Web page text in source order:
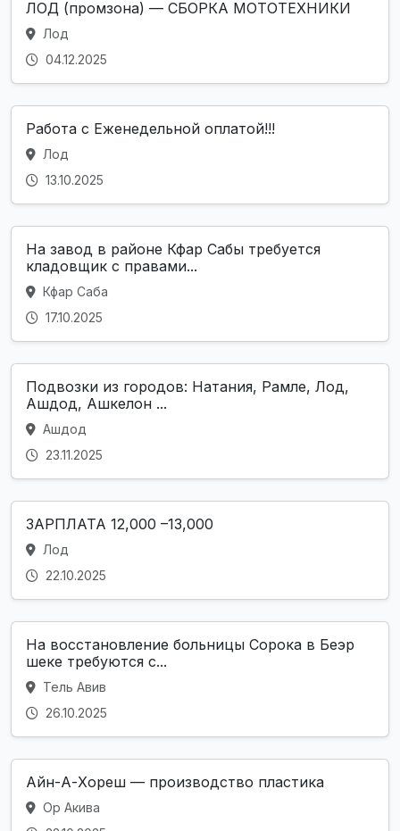
ЛОД (промзона) — СБОРКА МОТОТЕХНИКИ
Лод
04.12.2025
Работа с Еженедельной оплатой!!!
Лод
13.10.2025
На завод в районе Кфар Сабы требуется
кладовщик с правами...
Кфар Саба
17.10.2025
Подвозки из городов: Натания, Рамле, Лод,
Ашдод, Ашкелон ...
Ашдод
23.11.2025
ЗАРПЛАТА 12,000 –13,000
Лод
22.10.2025
На восстановление больницы Сорока в Беэр
шеке требуются с...
Тель Авив
26.10.2025
Айн-А-Хореш — производство пластика
Ор Акива